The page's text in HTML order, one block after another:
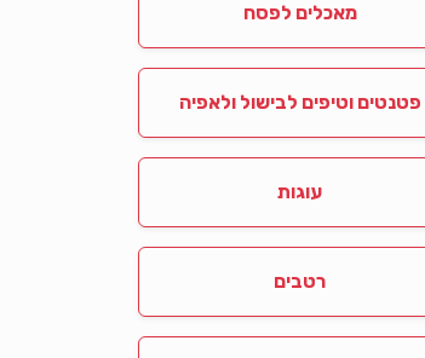
מאכלים לפסח
פטנטים וטיפים לבישול ולאפיה
עוגות
רטבים